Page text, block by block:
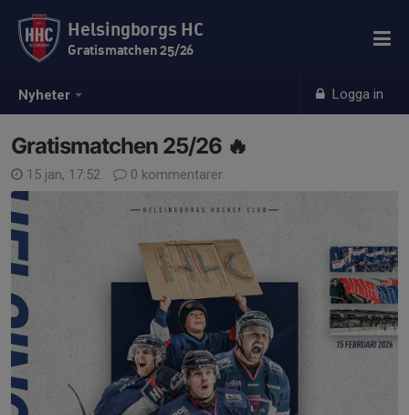
Nyheter Logga in
Helsingborgs HC
Gratismatchen 25/26
Gratismatchen 25/26 🔥
15 jan, 17:52 0 kommentarer